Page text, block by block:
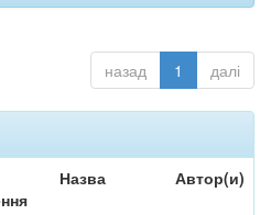
назад 1 далі
Назва Автор(и)